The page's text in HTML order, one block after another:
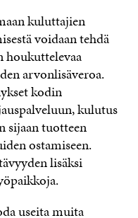
kuluttajien
voidaan tehdä
houkuttelevaa
arvonlisäveroa.
kodin
kulutus
sijaan tuotteen
ostamiseen.
lisäksi
useita muita